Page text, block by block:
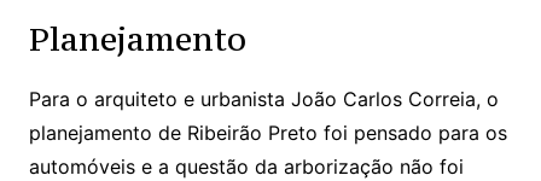
Planejamento
Para o arquiteto e urbanista João Carlos Correia, o
planejamento de Ribeirão Preto foi pensado para os
automóveis e a questão da arborização não foi